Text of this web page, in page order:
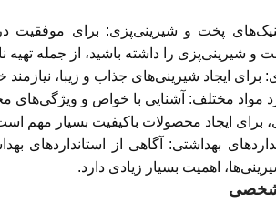
پخت و شیرینی‌پزی: برای موفقیت
و شیرینی‌پزی را داشته باشید، از جمله
برای ایجاد شیرینی‌های جذاب و زیبا،
مواد مختلف: آشنایی با خواص و ویژگی‌های
برای ایجاد محصولات باکیفیت بسیار مهم
بهداشتی: آگاهی از استانداردهای
اهمیت بسیار زیادی دارد.
شخصی